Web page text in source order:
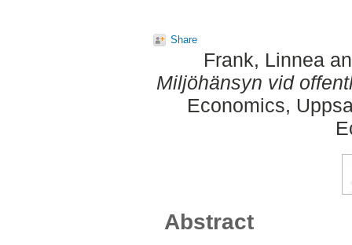
Share
Frank, Linnea
Miljöhänsyn vid
Economics,
Abstract